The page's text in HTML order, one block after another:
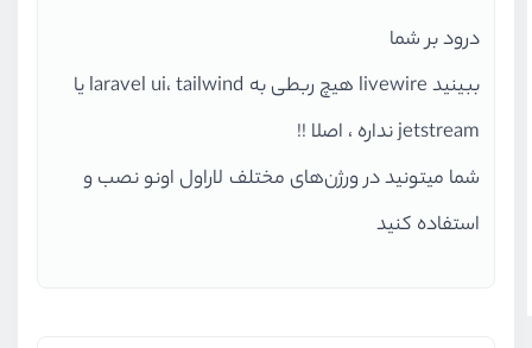
درود بر شما
ببینید livewire هیچ ربطی به laravel ui، tailwind یا
jetstream نداره ، اصلا !!
شما میتونید در ورژن‌های مختلف لاراول اونو نصب و
استفاده کنید